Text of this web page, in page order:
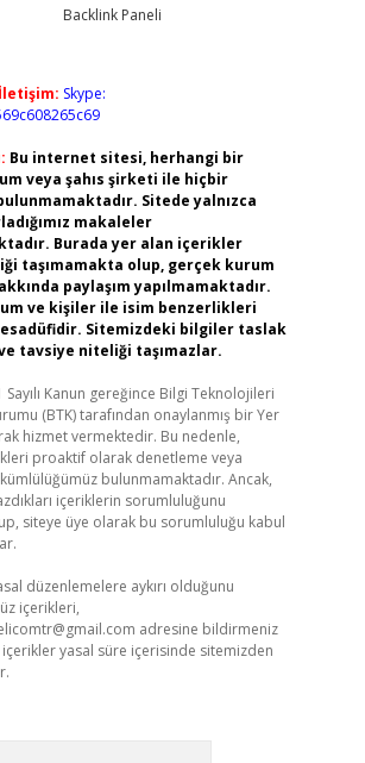
Skype:
Bu internet sitesi, herhangi bir
veya şahıs şirketi ile hiçbir
Sitede yalnızca
makaleler
Burada yer alan içerikler
taşımamakta olup, gerçek kurum
paylaşım yapılmamaktadır.
ve kişiler ile isim benzerlikleri
Sitemizdeki bilgiler taslak
tavsiye niteliği taşımazlar.
Sayılı Kanun gereğince Bilgi Teknolojileri
(BTK) tarafından onaylanmış bir Yer
hizmet vermektedir. Bu nedenle,
proaktif olarak denetleme veya
bulunmamaktadır. Ancak,
içeriklerin sorumluluğunu
siteye üye olarak bu sorumluluğu kabul
düzenlemelere aykırı olduğunu
içerikleri,
adresine bildirmeniz
yasal süre içerisinde sitemizden